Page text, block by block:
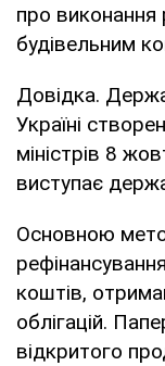
про виконання
будівельним
Довідка.
Україні
міністрів 8
виступає
Основною
коштів,
облігацій.
відкритого